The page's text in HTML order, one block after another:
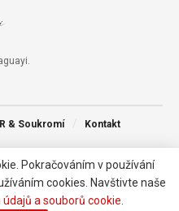
& Soukromí Kontakt
Pokračováním v používání
cookies. Navštivte naše
a souborů cookie